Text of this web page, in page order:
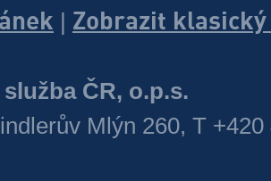
Zobrazit
ČR, o.p.s.
Mlýn 260, T +420